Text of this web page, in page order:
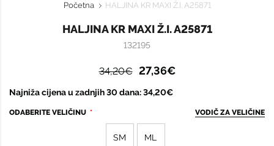
Početna HALJINA KR MAXI Ž.I. A25871
HALJINA KR MAXI Ž.I. A25871
132195
34,20€ 27,36€
Najniža cijena u zadnjih 30 dana: 34,20€
ODABERITE VELIČINU VODIČ ZA VELIČINE
SM ML